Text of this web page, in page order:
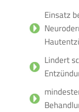
Einsatz
Lindert